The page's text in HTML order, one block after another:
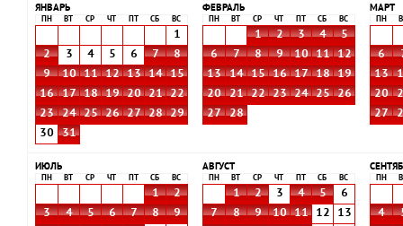
ЯНВАРЬ
ПН ВТ СР ЧТ СБ ВС
1
2
3 4 5 6 7
8
9
10 11 12 13 14
15
16
17 18 19 20 21
22
23
24 25 26 27 28
29
30
31
ФЕВРАЛЬ
ПН ВТ СР ЧТ СБ ВС
1 2 3 4
5
6
7 8 9 10 11
12
13
14 15 16 17 18
19
20
21 22 23 24 25
26
27
28
МАРТ
ПН
6
13
20
27
ИЮЛЬ
ПН ВТ СР ЧТ СБ ВС
1
2
3
4 5 6 7 8
9
АВГУСТ
ПН ВТ СР ЧТ СБ ВС
1 2 3 4 5
6
7
8 9 10 11 12
13
ПН
4